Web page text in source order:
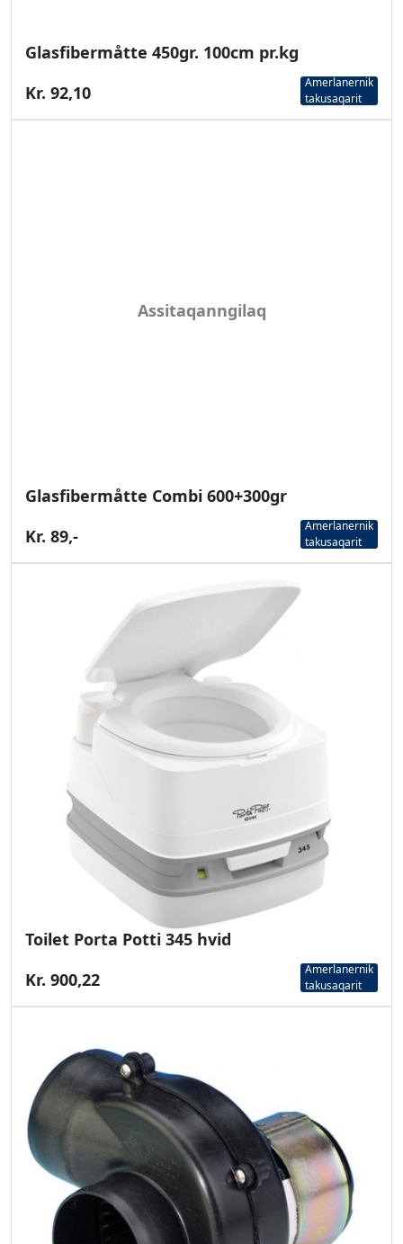
Glasfibermåtte 450gr. 100cm pr.kg
Kr. 92,10
Amerlanernik
takusaqarit
Assitaqanngilaq
Glasfibermåtte Combi 600+300gr
Kr. 89,-
Amerlanernik
takusaqarit
Toilet Porta Potti 345 hvid
Kr. 900,22
Amerlanernik
takusaqarit